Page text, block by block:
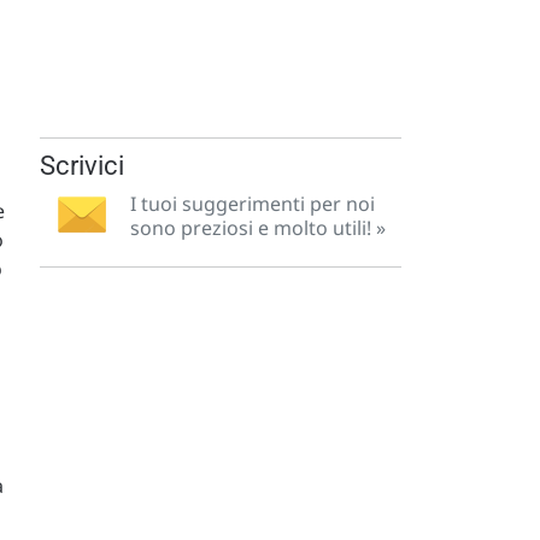
Scrivici
I tuoi suggerimenti per noi
sono preziosi e molto utili! »